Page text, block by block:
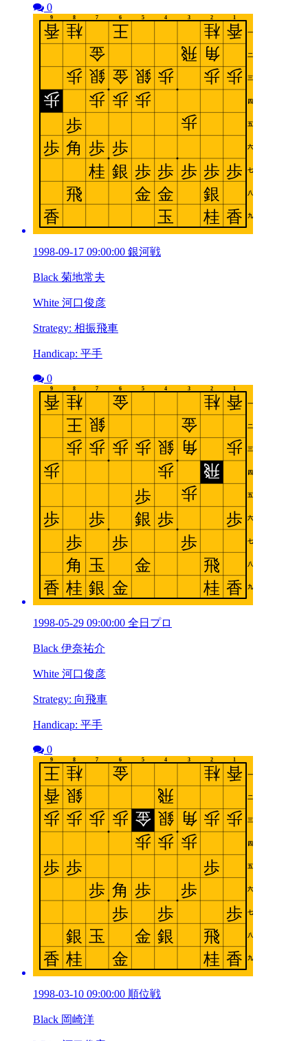
0
1998-09-17 09:00:00 銀河戦
Black 菊地常夫
White 河口俊彦
Strategy: 相振飛車
Handicap: 平手
0
1998-05-29 09:00:00 全日プロ
Black 伊奈祐介
White 河口俊彦
Strategy: 向飛車
Handicap: 平手
0
1998-03-10 09:00:00 順位戦
Black 岡崎洋